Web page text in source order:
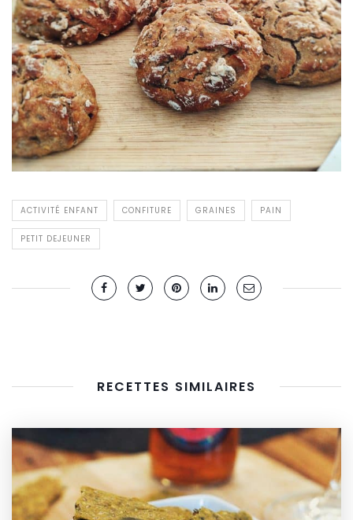
ACTIVITÉ ENFANT CONFITURE GRAINES PAIN
PETIT DEJEUNER
RECETTES SIMILAIRES